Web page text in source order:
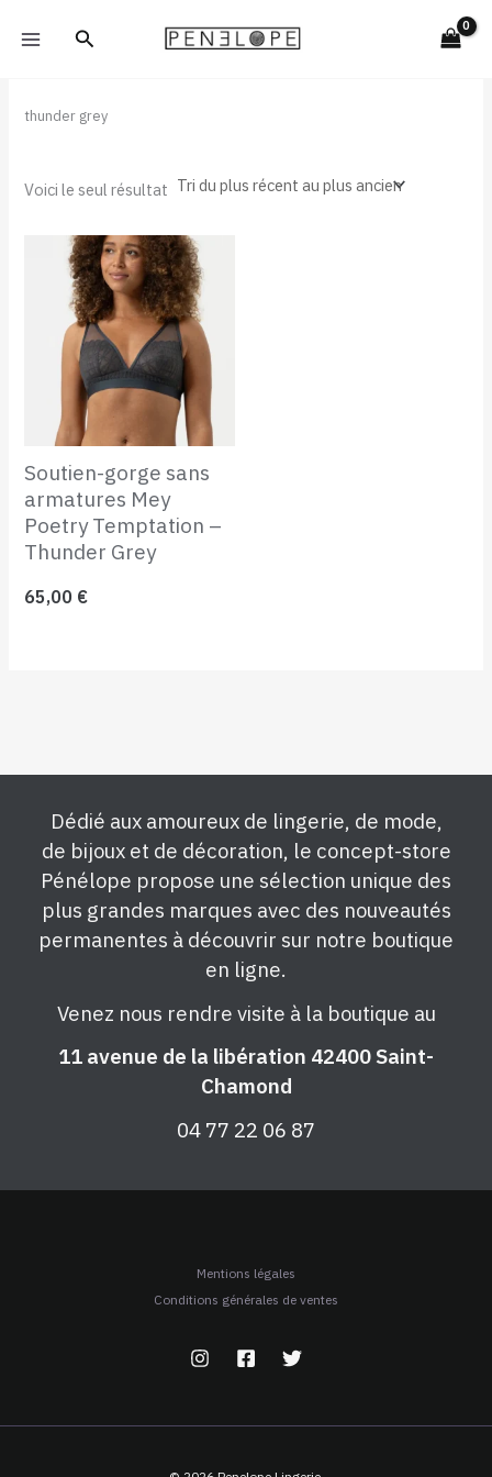
Rechercher
thunder grey
Voici le seul résultat
Soutien-gorge sans
armatures Mey
Poetry Temptation –
Thunder Grey
65,00 €
Dédié aux amoureux de lingerie, de mode,
de bijoux et de décoration, le concept-store
Pénélope propose une sélection unique des
plus grandes marques avec des nouveautés
permanentes à découvrir sur notre boutique
en ligne.
Venez nous rendre visite à la boutique au
11 avenue de la libération 42400 Saint-
Chamond
04 77 22 06 87
Mentions légales
Conditions générales de ventes